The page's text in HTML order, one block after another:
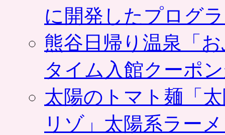
に開発したプログ
熊谷日帰り温泉「
タイム入館クーポ
太陽のトマト麺「
リゾ」太陽系ラー